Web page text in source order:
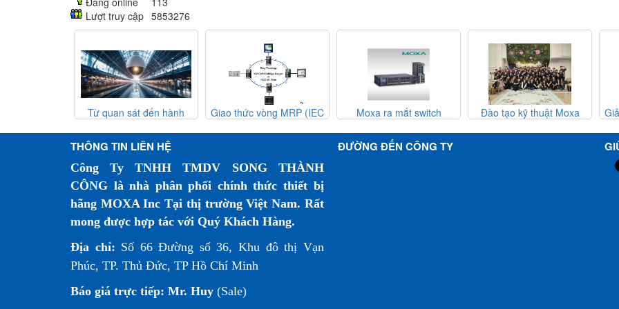
Lượt truy cập 5853276
Từ quan sát đến hành
trên trí tuệ nhân tạo đang
thay đổi hệ thống camera
giám sát đường sắt như thế
nào?
Giao thức vòng MRP (IEC
Moxa ra mắt switch
MRX-Q/G4064 và EDS-
4000/G4000
Đào tạo kỹ thuật Moxa
Giải
THÔNG TIN LIÊN HỆ
Công Ty TNHH TMDV SONG THÀNH
CÔNG là nhà phân phối chính thức thiết bị
hãng MOXA Inc Tại thị trường Việt Nam. Rất
mong được hợp tác với Quý Khách Hàng.
Địa chỉ: Số 66 Đường số 36, Khu đô thị Vạn
Phúc, TP. Thủ Đức, TP Hồ Chí Minh
Báo giá trực tiếp: Mr. Huy (Sale)
ĐƯỜNG ĐẾN CÔNG TY